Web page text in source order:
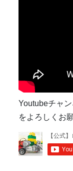
Youtubeチャ
をよろしくお